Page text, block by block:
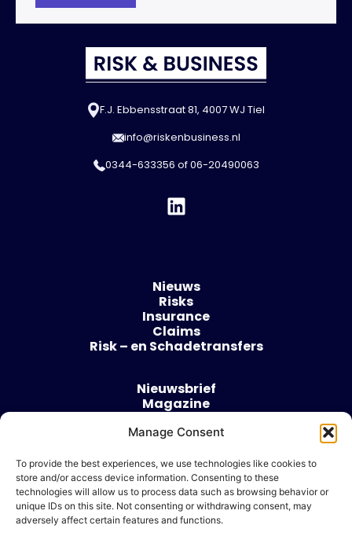
Manage Consent
To provide the best experiences, we use technologies like cookies to
store and/or access device information. Consenting to these
technologies will allow us to process data such as browsing behavior or
unique IDs on this site. Not consenting or withdrawing consent, may
adversely affect certain features and functions.
F.J. Ebbensstraat 81, 4007 WJ Tiel
info@riskenbusiness.nl
0344-633356 of06-20490063
Nieuws
Risks
Insurance
Claims
Risk – en Schadetransfers
Nieuwsbrief
Magazine
Over
Algemene voorwaarden
Cookie beleid